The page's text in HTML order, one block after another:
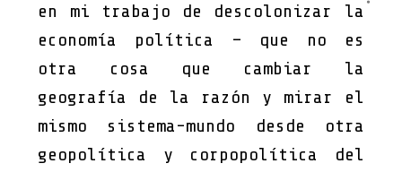
en mi trabajo de descolonizar la
economía política – que no es
otra cosa que cambiar la
geografía de la razón y mirar el
mismo sistema-mundo desde otra
geopolítica y corpopolítica del